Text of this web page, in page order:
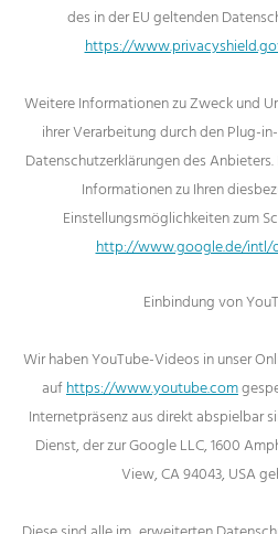
des in der EU geltenden
https://
Weitere Informationen zu Zweck und
ihrer Verarbeitung durch den Plug-
Datenschutzerklärungen des
Informationen zu Ihren
Einstellungsmöglichkeiten zum
http://www.google.de/intl/
Einbindung von
Wir haben YouTube-Videos in unser
aufhttps://www.youtube.com
Internetpräsenz aus direkt abspielbar
Dienst, der zur Google LLC, 1600
View, CA 94043, USA